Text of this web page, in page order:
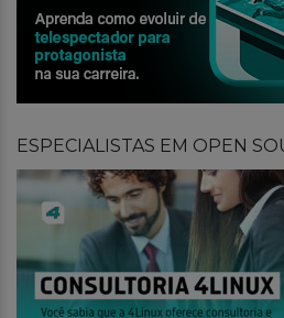
ESPECIALISTAS EM OPEN